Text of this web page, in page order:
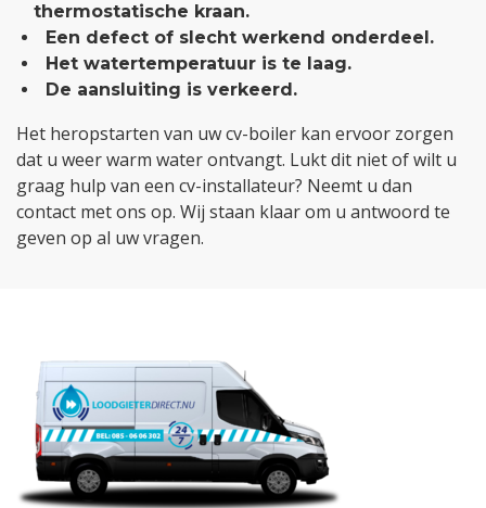
thermostatische kraan.
Een defect of slecht werkend onderdeel.
Het watertemperatuur is te laag.
De aansluiting is verkeerd.
Het heropstarten van uw cv-boiler kan ervoor zorgen
dat u weer warm water ontvangt. Lukt dit niet of wilt u
graag hulp van een cv-installateur? Neemt u dan
contact met ons op. Wij staan klaar om u antwoord te
geven op al uw vragen.